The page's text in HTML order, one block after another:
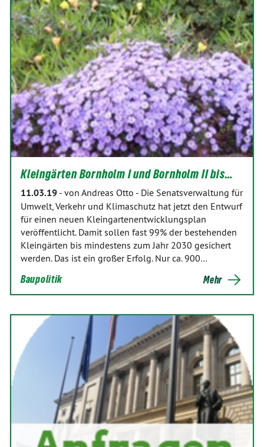
Kleingärten Bornholm I und Bornholm II bis…
11.03.19 - von Andreas Otto - Die Senatsverwaltung für
Umwelt, Verkehr und Klimaschutz hat jetzt den Entwurf
für einen neuen Kleingartenentwicklungsplan
veröffentlicht. Damit sollen fast 99% der bestehenden
Kleingärten bis mindestens zum Jahr 2030 gesichert
werden. Das ist ein großer Erfolg. Nur ca. 900…
Baupolitik Mehr